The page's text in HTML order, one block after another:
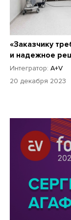
«Заказчику
и надежное
Интегратор: A+V
20 декабря 2023